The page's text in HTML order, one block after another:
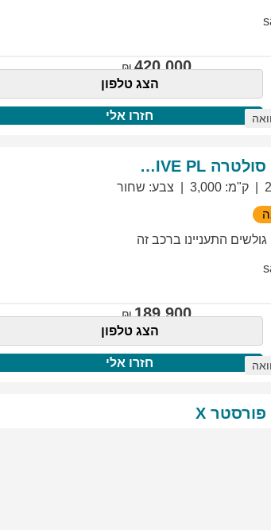
420,000
הצג טלפון
חזרו אלי
סולטרה EXCLUSIVE PL
ק"מ:
3,000 צבע: שחור
גולשים התעניינו ברכב זה
189,900
הצג טלפון
חזרו אלי
פורסטר X